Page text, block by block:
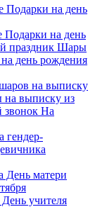
Подарки на день
Подарки на день
Шары
на выписку
выписку из
На
гендер-
День матери
День учителя